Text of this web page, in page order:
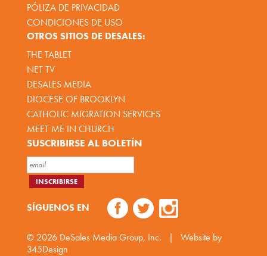
PÓLIZA DE PRIVACIDAD
CONDICIONES DE USO
OTROS SITIOS DE DESALES:
THE TABLET
NET TV
DESALES MEDIA
DIOCESE OF BROOKLYN
CATHOLIC MIGRATION SERVICES
MEET ME IN CHURCH
SUSCRIBIRSE AL BOLETÍN
SÍGUENOS EN
© 2026 DeSales Media Group, Inc. |
Website by
345Design